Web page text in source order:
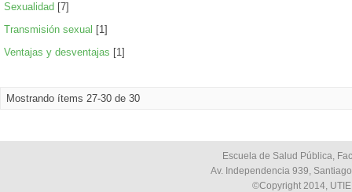
Sexualidad [7]
Transmisión sexual [1]
Ventajas y desventajas [1]
Mostrando ítems 27-30 de 30
Escuela de Salud Pública,
Av. Independencia 939,
©Copyright 2014,